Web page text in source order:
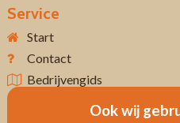
Service
Start
Contact
Bedrijvengids
Ook wij